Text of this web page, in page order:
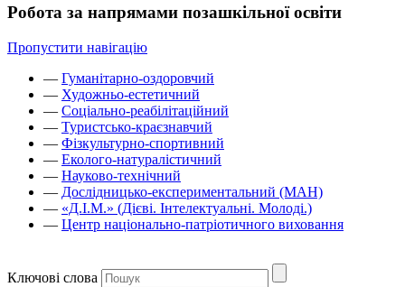
Робота за напрямами позашкільної освіти
Пропустити навігацію
— Гуманітарно-оздоровчий
— Художньо-естетичний
— Соціально-реабілітаційний
— Туристсько-краєзнавчий
— Фізкультурно-спортивний
— Еколого-натуралістичний
— Науково-технічний
— Дослідницько-експериментальний (МАН)
— «Д.І.М.» (Дієві. Інтелектуальні. Молоді.)
— Центр національно-патріотичного виховання
Ключові слова